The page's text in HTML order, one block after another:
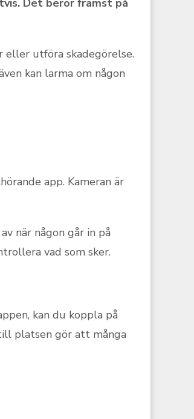
Det beror främst på
utföra skadegörelse.
kan larma om någon
app. Kameran är
när någon går in på
vad som sker.
kan du koppla på
platsen gör att många